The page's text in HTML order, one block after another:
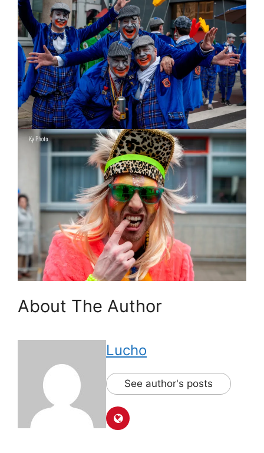
About The Author
Lucho
See author's posts